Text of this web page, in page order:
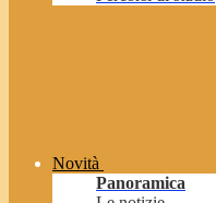
Novità
Panoramica